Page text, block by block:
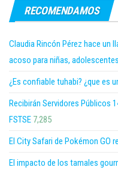
RECOMENDAMOS
Claudia Rincón Pérez hace un
acoso para niñas,
¿Es confiable tuhabi? ¿que es
Recibirán Servidores Públicos
FSTSE 7,285
El City Safari de Pokémon GO
El impacto de los tamales